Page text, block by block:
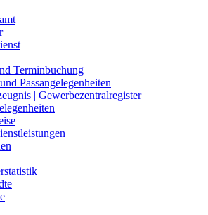
Terminbuchung
Passangelegenheiten
| Gewerbezentralregister